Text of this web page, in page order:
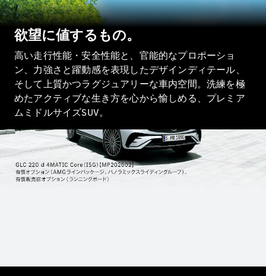
S-Class
Sedan
Long
New
Mercedes-
Maybach
S-Class
New
試乗リクエ
スト
オンライン
ショールー
ム
SUV
EQA
電気
欲望に値するもの。
高い走行性能・安全性能と、官能的なプロポーショ
ン、力強さと躍動感を表現したデザインディテール、
そして上質かつラグジュアリーな車内空間。洗練を極
めたアクティブな生き方を心から愉しめる、プレミア
ムミドルサイズSUV。